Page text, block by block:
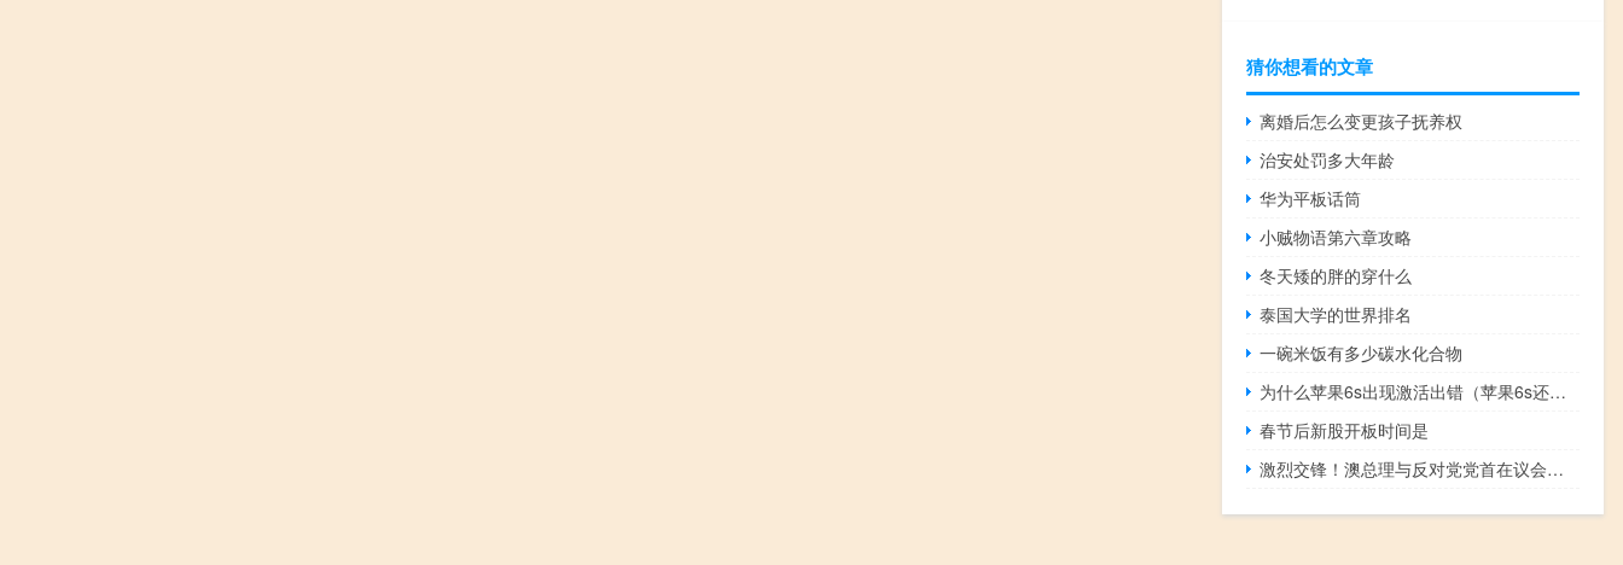
猜你想看的文章
离婚后怎么变更孩子抚养权
治安处罚多大年龄
华为平板话筒
小贼物语第六章攻略
冬天矮的胖的穿什么
泰国大学的世界排名
一碗米饭有多少碳水化合物
为什么苹果6s出现激活出错（苹果6s还原后激活出错）
春节后新股开板时间是
激烈交锋！澳总理与反对党党首在议会围绕“反犹太主义抬头”辩论 到底什么情况嘞